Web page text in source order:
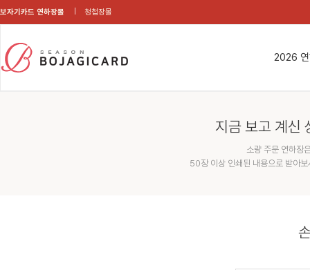
보자기카드 연하장몰 청첩장몰
2026
지금 보고 계신
소량 주문 연하장
50장 이상 인쇄된 내용으로 받아